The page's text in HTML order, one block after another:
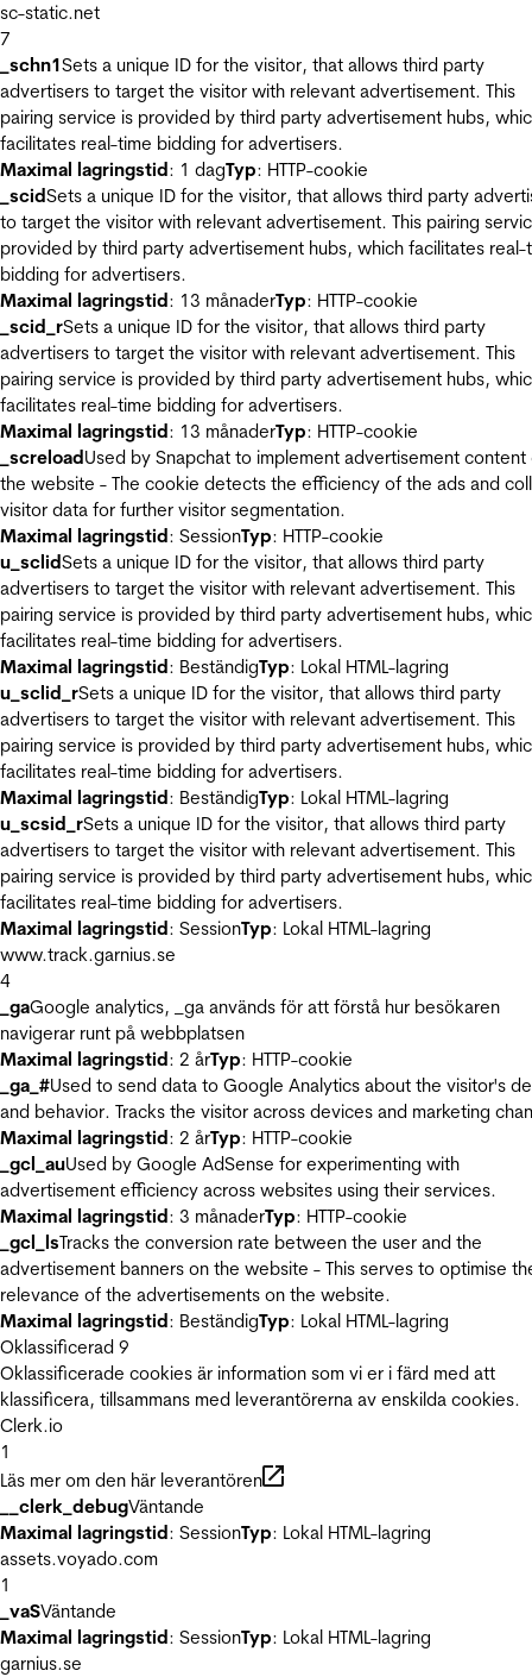
sc-static.net
7
_schn1Sets a unique ID for the visitor, that allows third party
advertisers to target the visitor with relevant advertisement. This
pairing service is provided by third party advertisement hubs,
facilitates real-time bidding for advertisers.
Maximal lagringstid: 1 dagTyp: HTTP-cookie
_scidSets a unique ID for the visitor, that allows third party
to target the visitor with relevant advertisement. This pairing
provided by third party advertisement hubs, which facilitates real-
bidding for advertisers.
Maximal lagringstid: 13 månaderTyp: HTTP-cookie
_scid_rSets a unique ID for the visitor, that allows third party
advertisers to target the visitor with relevant advertisement. This
pairing service is provided by third party advertisement hubs,
facilitates real-time bidding for advertisers.
Maximal lagringstid: 13 månaderTyp: HTTP-cookie
_screloadUsed by Snapchat to implement advertisement content
the website - The cookie detects the efficiency of the ads and
visitor data for further visitor segmentation.
Maximal lagringstid: SessionTyp: HTTP-cookie
u_sclidSets a unique ID for the visitor, that allows third party
advertisers to target the visitor with relevant advertisement. This
pairing service is provided by third party advertisement hubs,
facilitates real-time bidding for advertisers.
Maximal lagringstid: BeständigTyp: Lokal HTML-lagring
u_sclid_rSets a unique ID for the visitor, that allows third party
advertisers to target the visitor with relevant advertisement. This
pairing service is provided by third party advertisement hubs,
facilitates real-time bidding for advertisers.
Maximal lagringstid: BeständigTyp: Lokal HTML-lagring
u_scsid_rSets a unique ID for the visitor, that allows third party
advertisers to target the visitor with relevant advertisement. This
pairing service is provided by third party advertisement hubs,
facilitates real-time bidding for advertisers.
Maximal lagringstid: SessionTyp: Lokal HTML-lagring
www.track.garnius.se
4
_gaGoogle analytics, _ga används för att förstå hur besökaren
navigerar runt på webbplatsen
Maximal lagringstid: 2 årTyp: HTTP-cookie
_ga_#Used to send data to Google Analytics about the visitor's
and behavior. Tracks the visitor across devices and marketing
Maximal lagringstid: 2 årTyp: HTTP-cookie
_gcl_auUsed by Google AdSense for experimenting with
advertisement efficiency across websites using their services.
Maximal lagringstid: 3 månaderTyp: HTTP-cookie
_gcl_lsTracks the conversion rate between the user and the
advertisement banners on the website - This serves to optimise
relevance of the advertisements on the website.
Maximal lagringstid: BeständigTyp: Lokal HTML-lagring
Oklassificerad 9
Oklassificerade cookies är information som vi er i färd med att
klassificera, tillsammans med leverantörerna av enskilda cookies.
Clerk.io
1
Läs mer om den här leverantören
__clerk_debugVäntande
Maximal lagringstid: SessionTyp: Lokal HTML-lagring
assets.voyado.com
1
_vaSVäntande
Maximal lagringstid: SessionTyp: Lokal HTML-lagring
garnius.se